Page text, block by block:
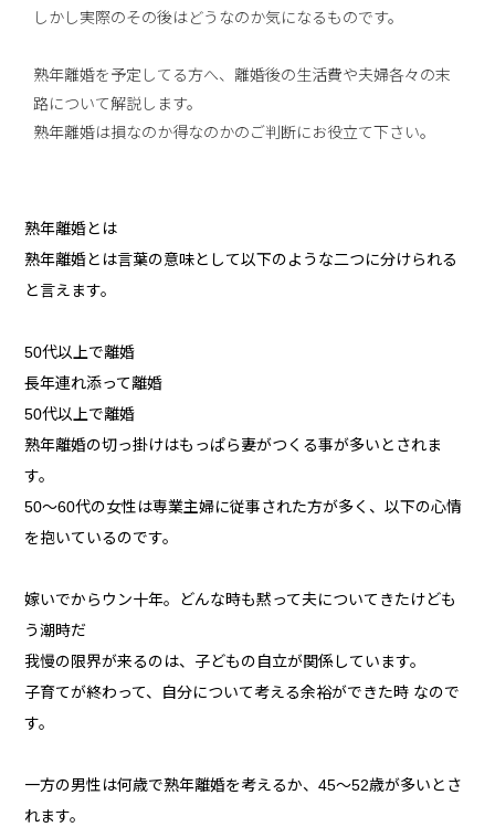
しかし実際のその後はどうなのか気になるものです。
熟年離婚を予定してる方へ、離婚後の生活費や夫婦各々の末
路について解説します。
熟年離婚は損なのか得なのかのご判断にお役立て下さい。
熟年離婚とは
熟年離婚とは言葉の意味として以下のような二つに分けられる
と言えます。
50代以上で離婚
長年連れ添って離婚
50代以上で離婚
熟年離婚の切っ掛けはもっぱら妻がつくる事が多いとされま
す。
50～60代の女性は専業主婦に従事された方が多く、以下の心情
を抱いているのです。
嫁いでからウン十年。どんな時も黙って夫についてきたけども
う潮時だ
我慢の限界が来るのは、子どもの自立が関係しています。
子育てが終わって、自分について考える余裕ができた時 なので
す。
一方の男性は何歳で熟年離婚を考えるか、45～52歳が多いとさ
れます。